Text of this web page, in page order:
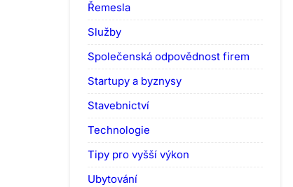
Řemesla
Služby
Společenská odpovědnost firem
Startupy a byznysy
Stavebnictví
Technologie
Tipy pro vyšší výkon
Ubytování